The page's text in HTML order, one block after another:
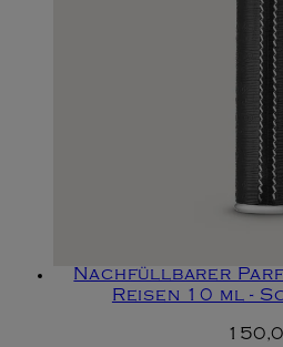
Nachfüllbarer
Reisen 10 ml -